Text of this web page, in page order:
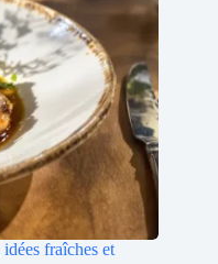
fraîches et